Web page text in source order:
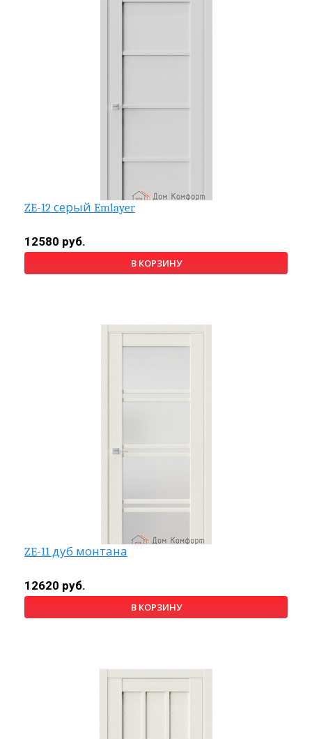
ZE-12 серый Emlayer
12580 руб.
В КОРЗИНУ
ZE-11 дуб монтана
12620 руб.
В КОРЗИНУ